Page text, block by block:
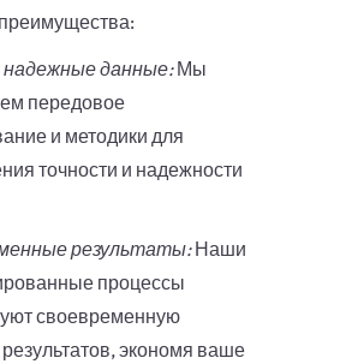
надежные данные:Мы
передовое
и методики для
точности и надежности
результаты:Наши
процессы
своевременную
результатов, экономя ваше